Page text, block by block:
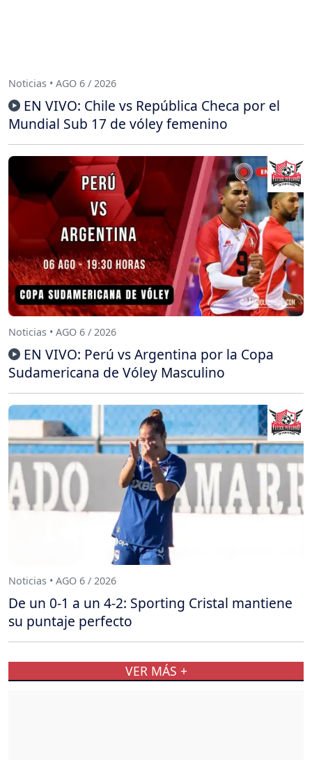
Noticias • AGO 6 / 2026
EN VIVO: Chile vs República Checa por el
Mundial Sub 17 de vóley femenino
Noticias • AGO 6 / 2026
EN VIVO: Perú vs Argentina por la Copa
Sudamericana de Vóley Masculino
Noticias • AGO 6 / 2026
De un 0-1 a un 4-2: Sporting Cristal mantiene
su puntaje perfecto
VER MÁS +